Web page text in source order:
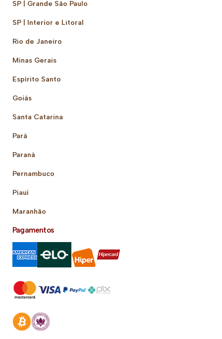
SP | Grande São Paulo
SP | Interior e Litoral
Rio de Janeiro
Minas Gerais
Espírito Santo
Goiás
Santa Catarina
Pará
Paraná
Pernambuco
Piauí
Maranhão
Pagamentos